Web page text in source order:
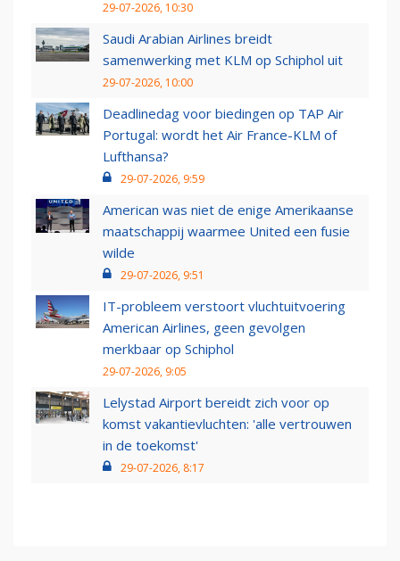
29-07-2026, 10:30
Saudi Arabian Airlines breidt
samenwerking met KLM op Schiphol uit
29-07-2026, 10:00
Deadlinedag voor biedingen op TAP Air
Portugal: wordt het Air France-KLM of
Lufthansa?
29-07-2026, 9:59
American was niet de enige Amerikaanse
maatschappij waarmee United een fusie
wilde
29-07-2026, 9:51
IT-probleem verstoort vluchtuitvoering
American Airlines, geen gevolgen
merkbaar op Schiphol
29-07-2026, 9:05
Lelystad Airport bereidt zich voor op
komst vakantievluchten: 'alle vertrouwen
in de toekomst'
29-07-2026, 8:17